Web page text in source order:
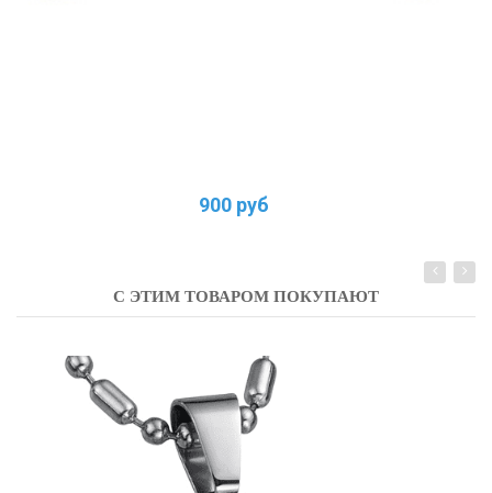
900 руб
С ЭТИМ ТОВАРОМ ПОКУПАЮТ